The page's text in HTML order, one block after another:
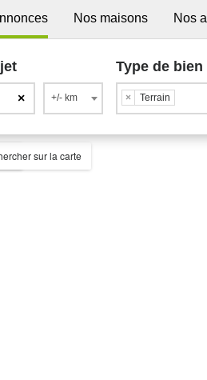
Nos maisons Nos
× +/- km
Type de bien
× Terrain
sur la carte